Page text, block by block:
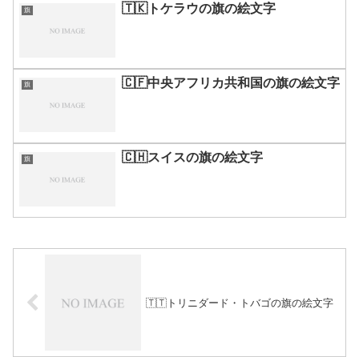
旗 🇹🇰トケラウの旗の絵文字
旗 🇨🇫中央アフリカ共和国の旗の絵文字
旗 🇨🇭スイスの旗の絵文字
🇹🇹トリニダード・トバゴの旗の絵文字